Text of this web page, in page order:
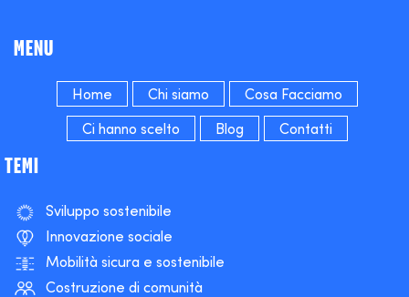
MENU
Home Chi siamo
Cosa Facciamo
Ci hanno scelto
Blog Contatti
TEMI
Sviluppo sostenibile
Innovazione sociale
Mobilità sicura e sostenibile
Costruzione di comunità